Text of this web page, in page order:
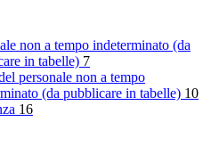
non a tempo indeterminato (da
in tabelle) 7
personale non a tempo
(da pubblicare in tabelle) 10
16